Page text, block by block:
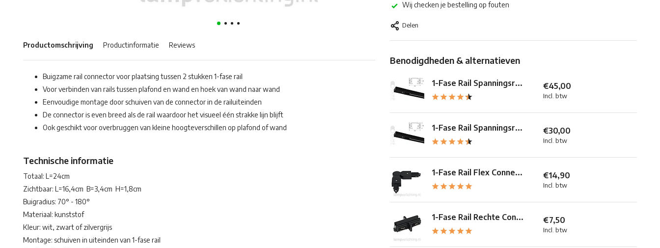
Productomschrijving Productinformatie Reviews
Buigzame rail connector voor plaatsing tussen 2 stukken 1-fase rail
Voor verbinden van rails tussen plafond en wand en hoek van wand naar wand
Eenvoudige montage door schuiven van de connector in de railuiteinden
De connector is even breed als de rail waardoor het visueel één strakke lijn blijft
Ook geschikt voor overbruggen van kleine hoogteverschillen op plafond of wand
Technische informatie
Totaal: L=24cm
Zichtbaar: L=16,4cm B=3,4cm H=1,8cm
Buigradius: 70° - 180°
Materiaal: kunststof
Kleur: wit, zwart of zilvergrijs
Montage: schuiven in uiteinden van 1-fase rail
Wij checken je bestelling op fouten
Delen
Benodigdheden & alternatieven
1-Fase Rail Spanningsr... €45,00
Incl. btw
1-Fase Rail Spanningsr... €30,00
Incl. btw
1-Fase Rail Flex Conne... €14,90
Incl. btw
1-Fase Rail Rechte Con... €7,50
Incl. btw